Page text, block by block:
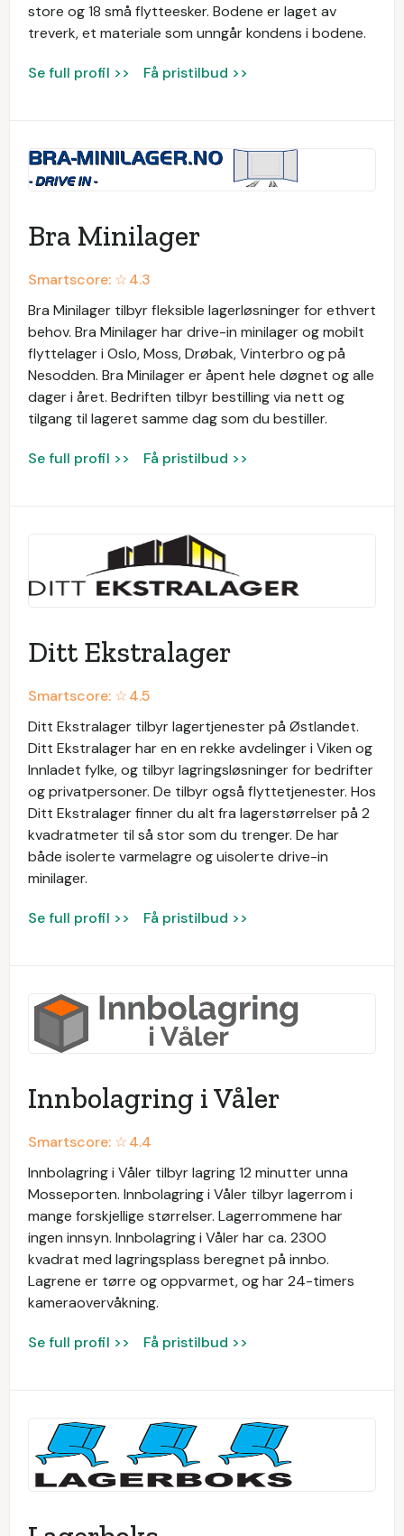
store og 18 små flytteesker. Bodene er laget av
treverk, et materiale som unngår kondens i bodene.
Se full profil >> Få pristilbud >>
Bra Minilager
Smartscore: ☆4.3
Bra Minilager tilbyr fleksible lagerløsninger for ethvert
behov. Bra Minilager har drive-in minilager og mobilt
flyttelager i Oslo, Moss, Drøbak, Vinterbro og på
Nesodden. Bra Minilager er åpent hele døgnet og alle
dager i året. Bedriften tilbyr bestilling via nett og
tilgang til lageret samme dag som du bestiller.
Se full profil >> Få pristilbud >>
Ditt Ekstralager
Smartscore: ☆4.5
Ditt Ekstralager tilbyr lagertjenester på Østlandet.
Ditt Ekstralager har en en rekke avdelinger i Viken og
Innladet fylke, og tilbyr lagringsløsninger for bedrifter
og privatpersoner. De tilbyr også flyttetjenester. Hos
Ditt Ekstralager finner du alt fra lagerstørrelser på 2
kvadratmeter til så stor som du trenger. De har
både isolerte varmelagre og uisolerte drive-in
minilager.
Se full profil >> Få pristilbud >>
Innbolagring i Våler
Smartscore: ☆4.4
Innbolagring i Våler tilbyr lagring 12 minutter unna
Mosseporten. Innbolagring i Våler tilbyr lagerrom i
mange forskjellige størrelser. Lagerrommene har
ingen innsyn. Innbolagring i Våler har ca. 2300
kvadrat med lagringsplass beregnet på innbo.
Lagrene er tørre og oppvarmet, og har 24-timers
kameraovervåkning.
Se full profil >> Få pristilbud >>